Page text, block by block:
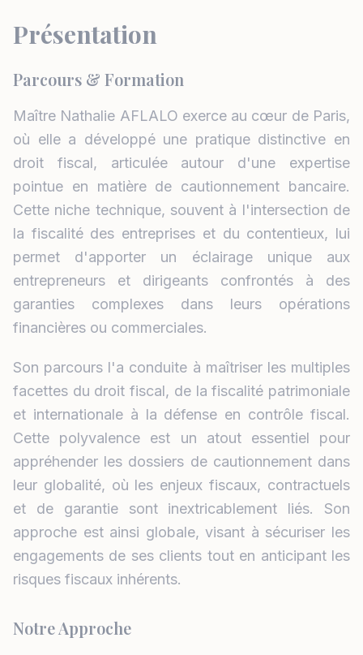
Présentation
Parcours & Formation
Maître Nathalie AFLALO exerce au cœur de Paris,
où elle a développé une pratique distinctive en
droit fiscal, articulée autour d'une expertise
pointue en matière de cautionnement bancaire.
Cette niche technique, souvent à l'intersection de
la fiscalité des entreprises et du contentieux, lui
permet d'apporter un éclairage unique aux
entrepreneurs et dirigeants confrontés à des
garanties complexes dans leurs opérations
financières ou commerciales.
Son parcours l'a conduite à maîtriser les multiples
facettes du droit fiscal, de la fiscalité patrimoniale
et internationale à la défense en contrôle fiscal.
Cette polyvalence est un atout essentiel pour
appréhender les dossiers de cautionnement dans
leur globalité, où les enjeux fiscaux, contractuels
et de garantie sont inextricablement liés. Son
approche est ainsi globale, visant à sécuriser les
engagements de ses clients tout en anticipant les
risques fiscaux inhérents.
Notre Approche